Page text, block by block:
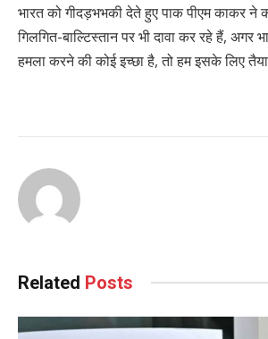
भारत को गीदड़भभकी देते हुए पाक पीएम काकर ने
गिलगित-बाल्टिस्तान पर भी दावा कर रहे हैं, अगर
हमला करने की कोई इच्छा है, तो हम इसके लिए
Related Posts